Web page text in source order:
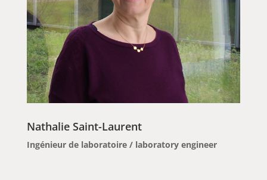
Nathalie Saint-Laurent
Ingénieur de laboratoire / laboratory engineer